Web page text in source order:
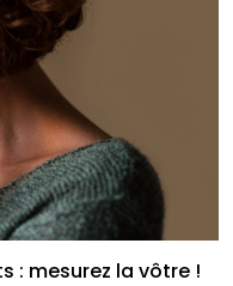
: mesurez la vôtre !